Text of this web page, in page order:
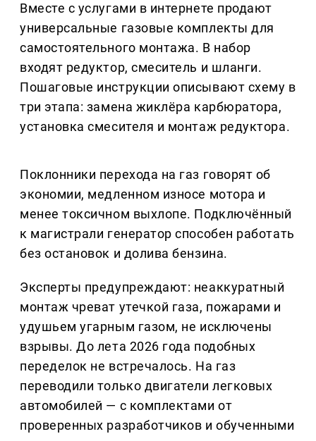
Вместе с услугами в интернете продают
универсальные газовые комплекты для
самостоятельного монтажа. В набор
входят редуктор, смеситель и шланги.
Пошаговые инструкции описывают схему в
три этапа: замена жиклёра карбюратора,
установка смесителя и монтаж редуктора.
Поклонники перехода на газ говорят об
экономии, медленном износе мотора и
менее токсичном выхлопе. Подключённый
к магистрали генератор способен работать
без остановок и долива бензина.
Эксперты предупреждают: неаккуратный
монтаж чреват утечкой газа, пожарами и
удушьем угарным газом, не исключены
взрывы. До лета 2026 года подобных
переделок не встречалось. На газ
переводили только двигатели легковых
автомобилей — с комплектами от
проверенных разработчиков и обученными